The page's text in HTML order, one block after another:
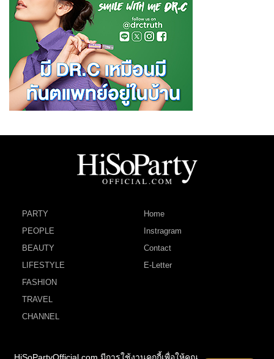
PARTY
PEOPLE
BEAUTY
LIFESTYLE
FASHION
TRAVEL
CHANNEL
Home
Instragram
Contact
E-Letter